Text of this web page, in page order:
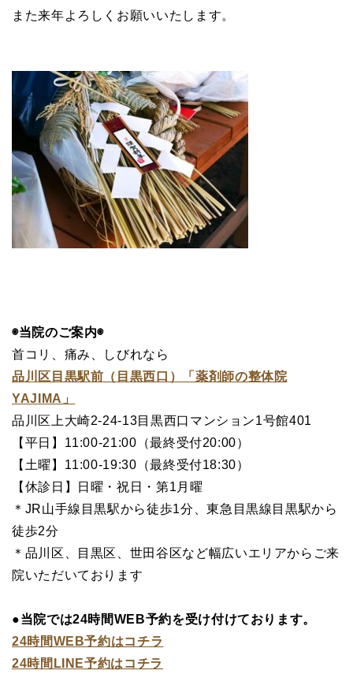
また来年よろしくお願いいたします。
◉当院のご案内◉
首コリ、痛み、しびれなら
品川区目黒駅前（目黒西口）「薬剤師の整体院
YAJIMA」
品川区上大崎2-24-13目黒西口マンション1号館401
【平日】11:00-21:00（最終受付20:00）
【土曜】11:00-19:30（最終受付18:30）
【休診日】日曜・祝日・第1月曜
＊JR山手線目黒駅から徒歩1分、東急目黒線目黒駅から
徒歩2分
＊品川区、目黒区、世田谷区など幅広いエリアからご来
院いただいております
●当院では24時間WEB予約を受け付けております。
24時間WEB予約はコチラ
24時間LINE予約はコチラ